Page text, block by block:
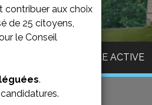
contribuer aux choix
de 25 citoyens,
le Conseil
.
VILLE ACTIVE